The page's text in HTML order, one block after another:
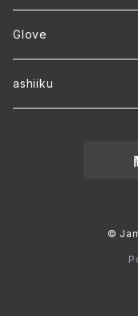
ver.1 速乾・裏起毛・サ
ワラーチwebオーダー
Glove
ashiiku
©